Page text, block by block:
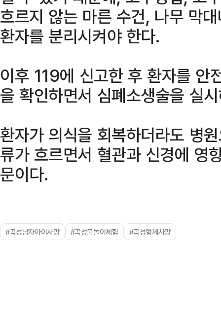
흐르지 않는 마른 수건, 나무 막
환자를 분리시켜야 한다.
이후 119에 신고한 후 환자를 안
을 확인하면서 심폐소생술을 실
환자가 의식을 회복하더라도 병
류가 흐르면서 혈관과 신경에 영
문이다.
#곡성남자아이사망 #곡성물놀이체험 #곡성형제사망